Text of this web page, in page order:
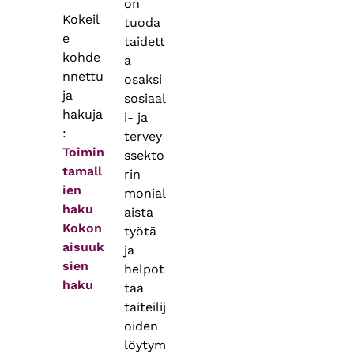
Kokeil
e
kohde
nnettu
ja
hakuja
:
Toimin
tamall
ien
haku
Kokon
aisuuk
sien
haku
on
tuoda
taidett
a
osaksi
sosiaal
i- ja
tervey
ssekto
rin
monial
aista
työtä
ja
helpot
taa
taiteilij
oiden
löytym